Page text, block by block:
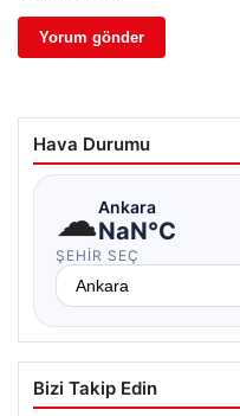
Hava Durumu
☁Ankara
NaN°C
ŞEHIR SEÇ
Bizi Takip Edin